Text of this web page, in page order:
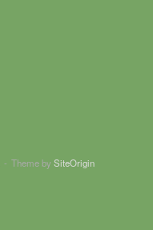
Theme by SiteOrigin